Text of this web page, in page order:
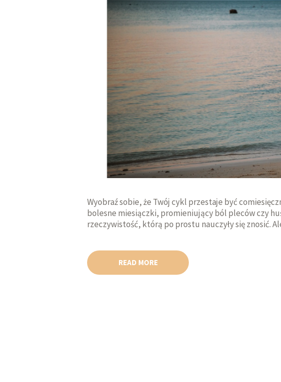
Wyobraź sobie, że Twój cykl przestaje być
bolesne miesiączki, promieniujący ból pleców czy
rzeczywistość, którą po prostu nauczyły się znosić.
READ MORE